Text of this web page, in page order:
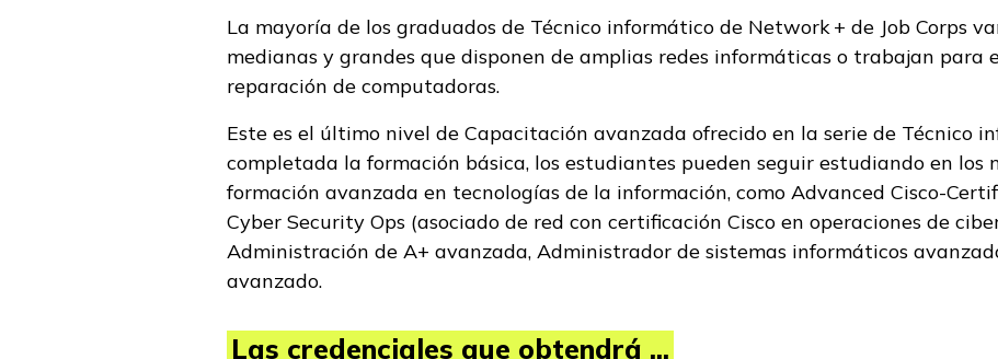
La mayoría de los graduados de Técnico informático de Network + de Job Corps
medianas y grandes que disponen de amplias redes informáticas o trabajan para
reparación de computadoras.
Este es el último nivel de Capacitación avanzada ofrecido en la serie de Técnico
completada la formación básica, los estudiantes pueden seguir estudiando en los
formación avanzada en tecnologías de la información, como Advanced Cisco-
Cyber Security Ops (asociado de red con certificación Cisco en operaciones de
Administración de A+ avanzada, Administrador de sistemas informáticos
avanzado.
Las credenciales que obtendrá ...